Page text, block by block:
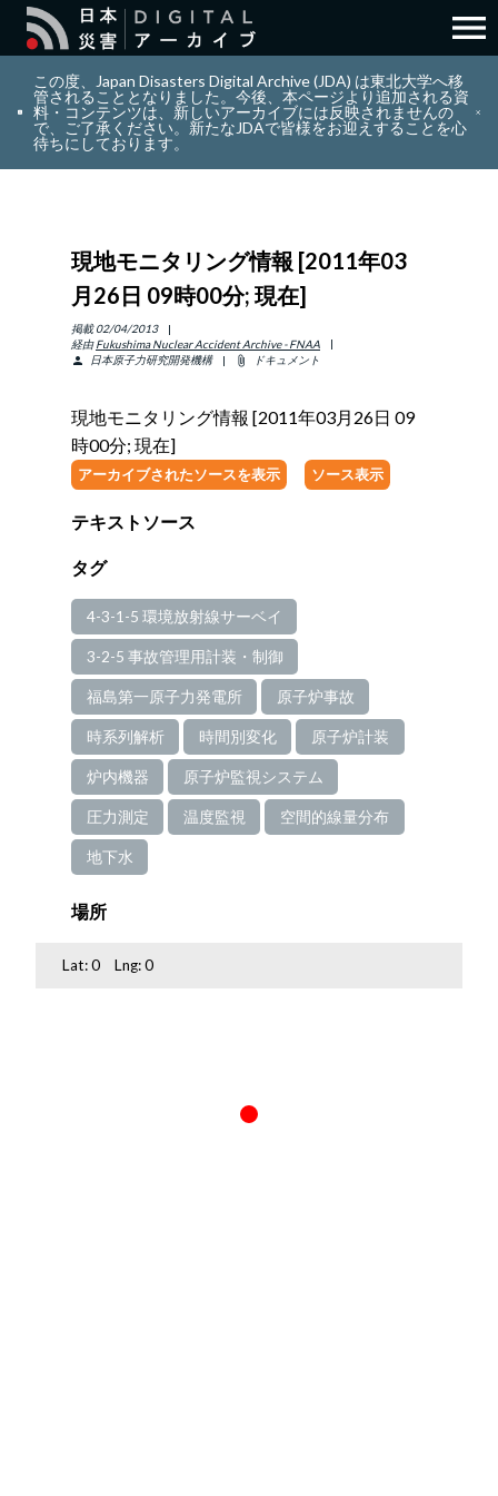
search 検索
layers コレクション
info_outline リソース
ENGLISH 日本語
サインイン
menu
この度、Japan Disasters Digital Archive (JDA) は東北大学へ移
管されることとなりました。今後、本ページより追加される資
料・コンテンツは、新しいアーカイブには反映されませんの
で、ご了承ください。新たなJDAで皆様をお迎えすることを心
待ちにしております。
現地モニタリング情報 [2011年03
月26日 09時00分; 現在]
掲載 02/04/2013
経由 Fukushima Nuclear Accident Archive - FNAA
person
日本原子力研究開発機構 attach_file ドキュメント
現地モニタリング情報 [2011年03月26日 09
時00分; 現在]
アーカイブされたソースを表示 ソース表示
テキストソース
タグ
4-3-1-5 環境放射線サーベイ
3-2-5 事故管理用計装・制御
福島第一原子力発電所 原子炉事故
時系列解析 時間別変化 原子炉計装
炉内機器 原子炉監視システム
圧力測定 温度監視 空間的線量分布
地下水
場所
Lat:0 Lng:0